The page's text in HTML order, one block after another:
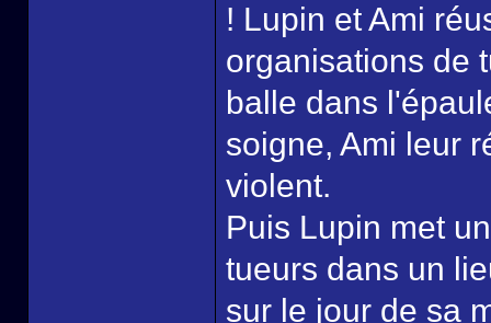
! Lupin et Ami
organisations de
balle dans
soigne, Ami leur
violent.
Puis Lupin met
tueurs dans un
sur le jour de sa